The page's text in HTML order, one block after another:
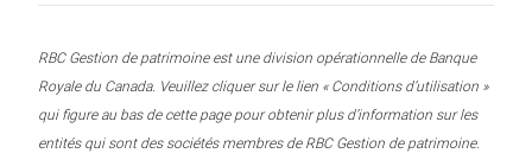
RBC Gestion de patrimoine est une division opérationnelle de Banque
Royale du Canada. Veuillez cliquer sur le lien « Conditions d’utilisation »
qui figure au bas de cette page pour obtenir plus d’information sur les
entités qui sont des sociétés membres de RBC Gestion de patrimoine.